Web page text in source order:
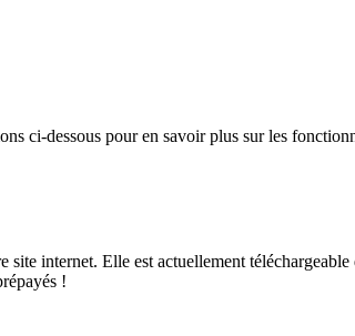
ci-dessous pour en savoir plus sur les
internet. Elle est actuellement téléchargeable
!